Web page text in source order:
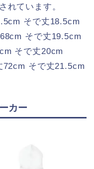
れています。
そで丈18.5cm
そで丈19.5cm
そで丈20cm
そで丈21.5cm
カー